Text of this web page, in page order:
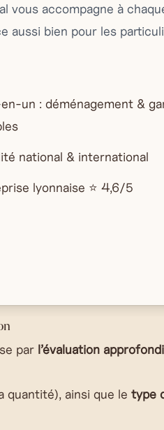
vous accompagne à
aussi bien pour les
un : déménagement &
national & international
lyonnaise ⭐ 4,6/5
par l’évaluation
quantité), ainsi que le type